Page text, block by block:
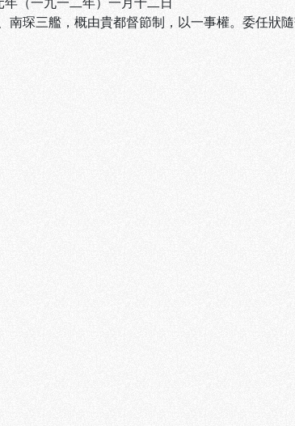
琛三艦，概由貴都督節制，以一事權。委任狀隨